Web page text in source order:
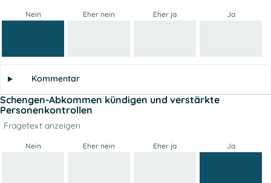
Nein Eher nein Eher ja Ja
Kommentar
Schengen-Abkommen kündigen und verstärkte
Personenkontrollen
Fragetext anzeigen
Nein Eher nein Eher ja Ja